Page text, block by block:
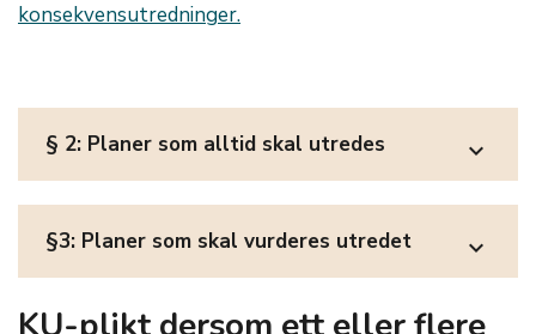
konsekvensutredninger.
§ 2: Planer som alltid skal utredes expand_more
§3: Planer som skal vurderes utredet expand_more